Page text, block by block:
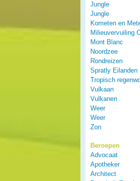
Jungle
Jungle
Kometen en
Milieuvervuiling
Mont Blanc
Noordzee
Rondreizen
Spratly Eilanden
Tropisch
Vulkaan
Vulkanen
Weer
Weer
Zon
Beroepen
Advocaat
Apotheker
Architect